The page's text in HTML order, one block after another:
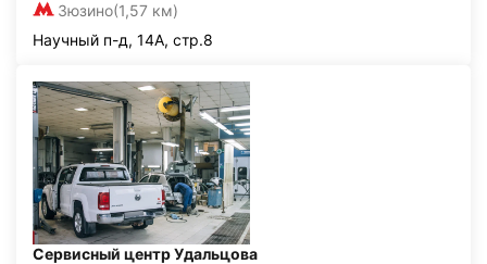
Зюзино(1,57 км)
Научный п-д, 14А, стр.8
Сервисный центр Удальцова